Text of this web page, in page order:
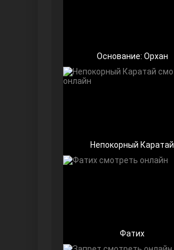
Основание: Орхан
Непокорный Каратай
Фатих